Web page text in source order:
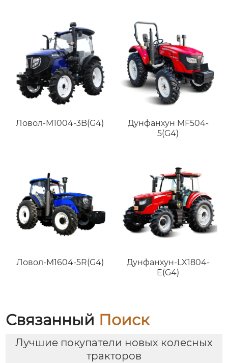
Ловол-M1004-3B(G4)
Дунфанхун MF504-
5(G4)
Ловол-M1604-5R(G4)
Дунфанхун-LX1804-
E(G4)
Связанный Поиск
Лучшие покупатели новых колесных
тракторов